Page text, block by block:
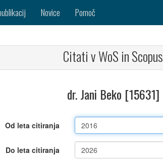
Novice Pomoč
Citati v WoS in Scopus
dr. Jani Beko [15631]
Od leta citiranja
Do leta citiranja